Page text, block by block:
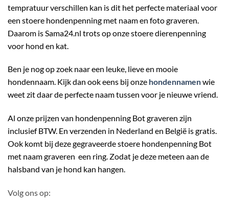
tempratuur verschillen kan is dit het perfecte materiaal voor
een stoere hondenpenning met naam en foto graveren.
Daarom is Sama24.nl trots op onze stoere dierenpenning
voor hond en kat.
Ben je nog op zoek naar een leuke, lieve en mooie
hondennaam. Kijk dan ook eens bij onze hondennamenwie
weet zit daar de perfecte naam tussen voor je nieuwe vriend.
Al onze prijzen van hondenpenning Bot graveren zijn
inclusief BTW. En verzenden in Nederland en België is gratis.
Ook komt bij deze gegraveerde stoere hondenpenning Bot
met naam graveren een ring. Zodat je deze meteen aan de
halsband van je hond kan hangen.
Volg ons op: